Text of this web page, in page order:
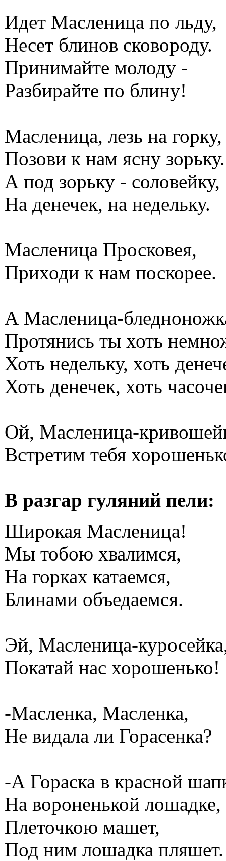
Идет Масленица по льду,
Несет блинов сковороду.
Принимайте молоду -
Разбирайте по блину!
Масленица, лезь на горку,
Позови к нам ясну зорьку.
А под зорьку - соловейку,
На денечек, на недельку.
Масленица Просковея,
Приходи к нам поскорее.
А Масленица-
Протянись ты хоть
Хоть недельку, хоть
Хоть денечек, хоть
Ой, Масленица-
Встретим тебя
В разгар гуляний пели:
Широкая Масленица!
Мы тобою хвалимся,
На горках катаемся,
Блинами объедаемся.
Эй, Масленица-
Покатай нас хорошенько!
-Масленка, Масленка,
Не видала ли Горасенка?
-А Гораска в красной
На вороненькой лошадке,
Плеточкою машет,
Под ним лошадка пляшет.